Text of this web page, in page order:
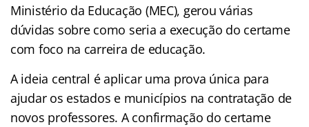
Ministério da Educação (MEC), gerou várias
dúvidas sobre como seria a execução do certame
com foco na carreira de educação.
A ideia central é aplicar uma prova única para
ajudar os estados e municípios na contratação de
novos professores. A confirmação do certame